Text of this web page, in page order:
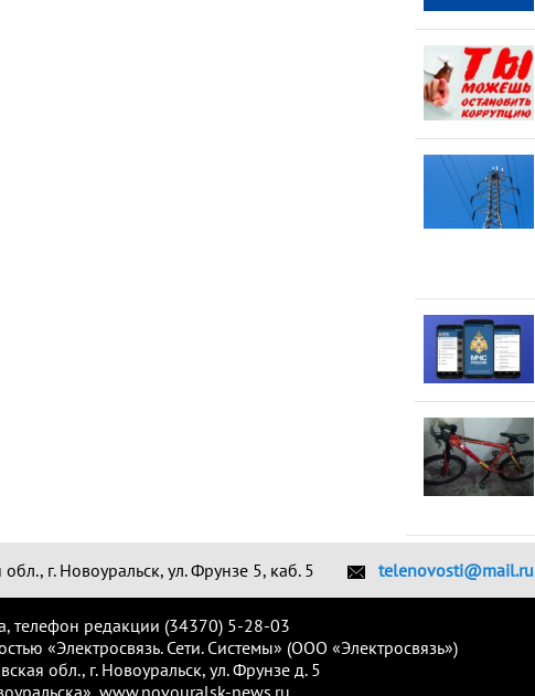
г. Новоуральск, ул. Фрунзе 5, каб. 5 telenovosti@mail.ru
телефон редакции (34370) 5-28-03
«Электросвязь. Сети. Системы» (ООО «Электросвязь»)
обл., г. Новоуральск, ул. Фрунзе д. 5